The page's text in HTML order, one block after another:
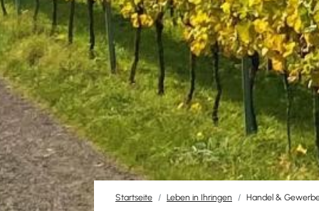
Startseite Leben in Ihringen Handel &